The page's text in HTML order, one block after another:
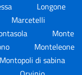
Longone
Marcetelli
Monte
Monteleone
Montopoli di sabina